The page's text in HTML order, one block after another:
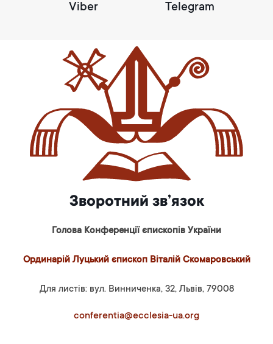
Viber Telegram
Зворотний зв’язок
Голова Конференції єпископів України
Ординарій Луцький єпископ Віталій Скомаровський
Для листів: вул. Винниченка, 32, Львів, 79008
conferentia@ecclesia-ua.org